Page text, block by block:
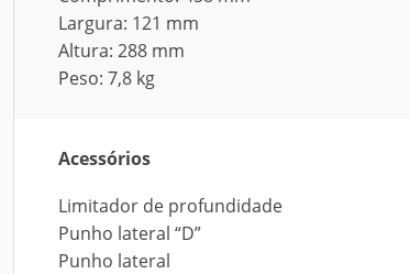
Largura: 121 mm
Altura: 288 mm
Peso: 7,8 kg
Acessórios
Limitador de profundidade
Punho lateral “D”
Punho lateral